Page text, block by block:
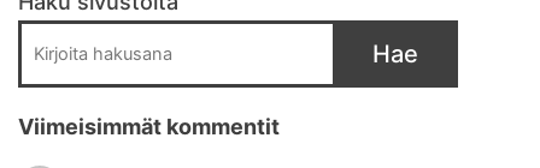
Hae
Viimeisimmät kommentit